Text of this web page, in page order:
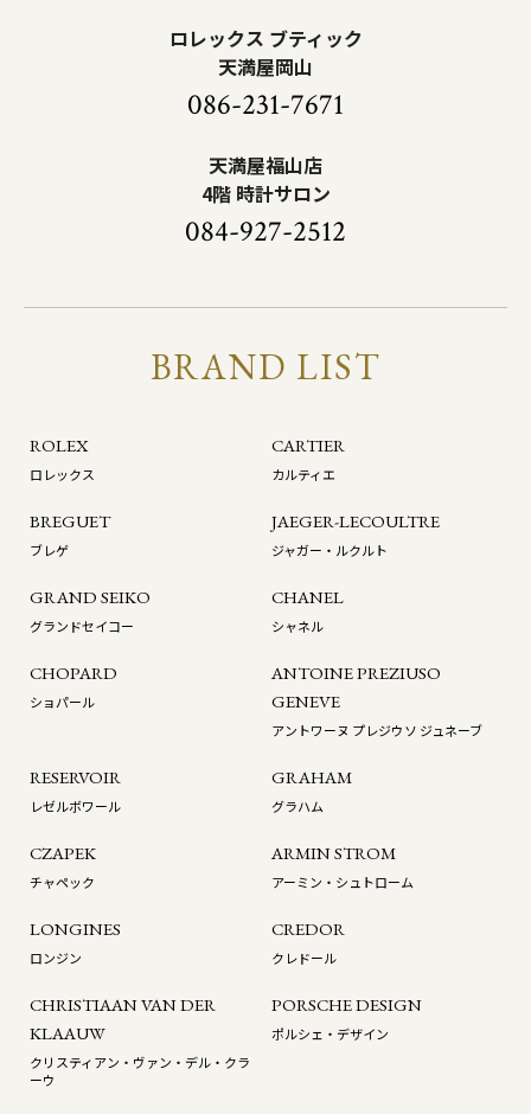
ロレックス ブティック
天満屋岡山
086-231-7671
天満屋福山店
4階 時計サロン
084-927-2512
BRAND LIST
ROLEX
ロレックス
CARTIER
カルティエ
BREGUET
ブレゲ
JAEGER-LECOULTRE
ジャガー・ルクルト
GRAND SEIKO
グランドセイコー
CHANEL
シャネル
CHOPARD
ショパール
ANTOINE PREZIUSO
GENEVE
アントワーヌ プレジウソ ジュネーブ
RESERVOIR
レゼルボワール
GRAHAM
グラハム
CZAPEK
チャペック
ARMIN STROM
アーミン・シュトローム
LONGINES
ロンジン
CREDOR
クレドール
CHRISTIAAN VAN DER
KLAAUW
クリスティアン・ヴァン・デル・クラ
ーウ
PORSCHE DESIGN
ポルシェ・デザイン